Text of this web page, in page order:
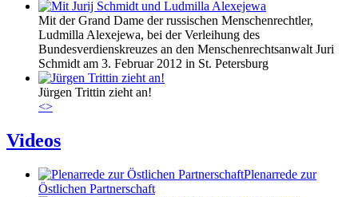
Mit der Grand Dame der russischen Menschenrechtler,
Ludmilla Alexejewa, bei der Verleihung des
Bundesverdienskreuzes an den Menschenrechtsanwalt Juri
Schmidt am 3. Februar 2012 in St. Petersburg
Jürgen Trittin zieht an!
<>
Videos
Plenarrede zur
Östlichen Partnerschaft